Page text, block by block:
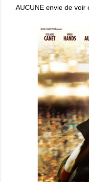
AUCUNE envie de voir